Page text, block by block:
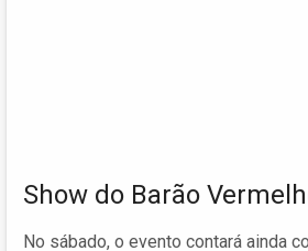
Show do Barão
No sábado, o evento contará ainda